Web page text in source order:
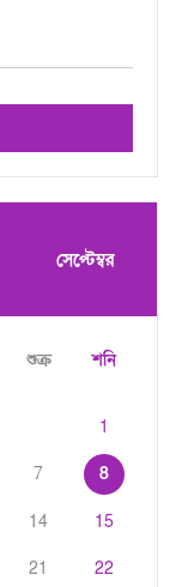
সেপ্টেম্বর
শুক্র শনি
1
7 8
14 15
21 22